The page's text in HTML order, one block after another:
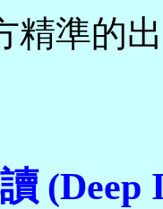
精準的
(Deep